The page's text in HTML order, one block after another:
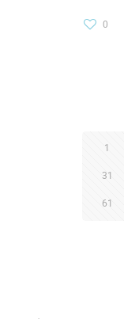
0
1
31
61